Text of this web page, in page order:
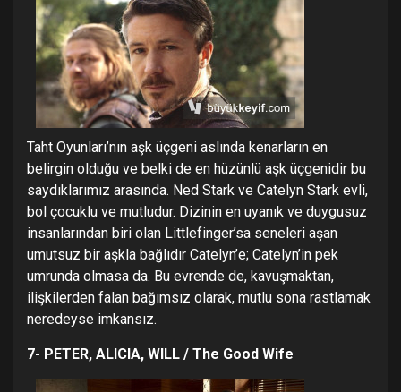
Taht Oyunları’nın aşk üçgeni aslında kenarların en
belirgin olduğu ve belki de en hüzünlü aşk üçgenidir bu
saydıklarımız arasında. Ned Stark ve Catelyn Stark evli,
bol çocuklu ve mutludur. Dizinin en uyanık ve duygusuz
insanlarından biri olan Littlefinger’sa seneleri aşan
umutsuz bir aşkla bağlıdır Catelyn’e; Catelyn’in pek
umrunda olmasa da. Bu evrende de, kavuşmaktan,
ilişkilerden falan bağımsız olarak, mutlu sona rastlamak
neredeyse imkansız.
7- PETER, ALICIA, WILL / The Good Wife